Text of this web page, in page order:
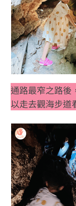
通路最窄之路後
以走去觀海步道